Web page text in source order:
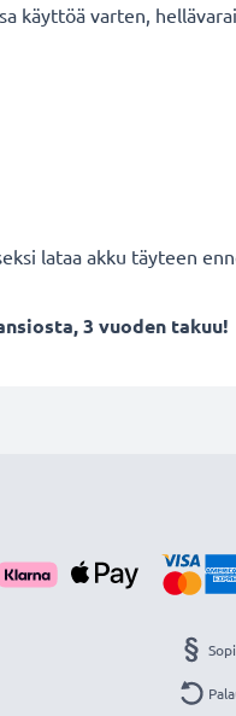
käyttöä varten,
lataa akku täyteen
3 vuoden takuu!